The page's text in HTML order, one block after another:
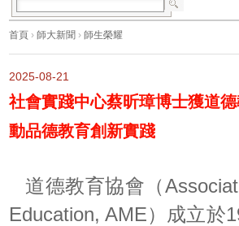
首頁 › 師大新聞 › 師生榮耀
2025-08-21
社會實踐中心蔡昕璋博士獲道
動品德教育創新實踐
道德教育協會（
Education, AME）成立於